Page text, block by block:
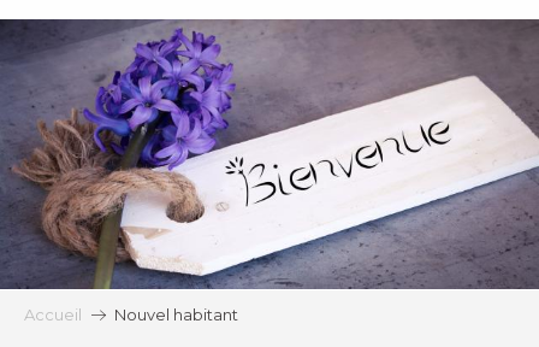
Aller
au
principal
Accueil Nouvel habitant
Nouvel habitant